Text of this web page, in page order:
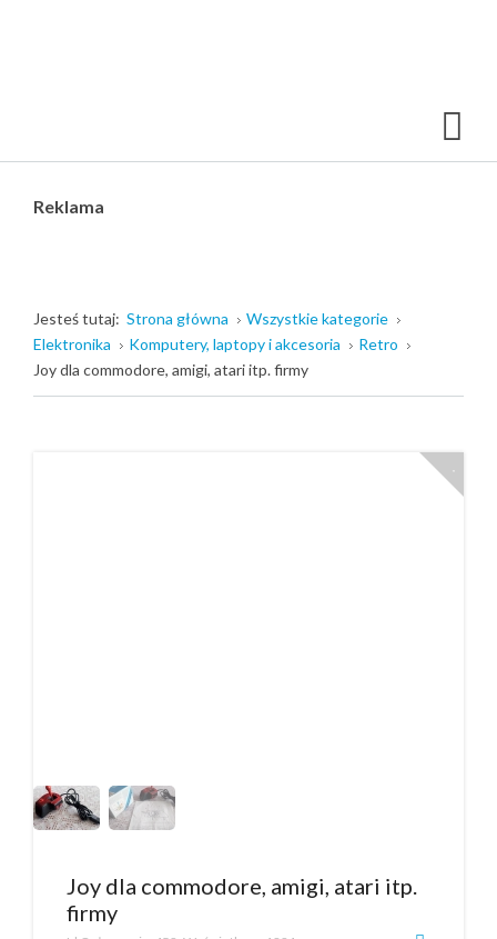
Reklama
Jesteś tutaj: Strona główna
Wszystkie kategorie
Elektronika
Komputery, laptopy i akcesoria
Retro
Joy dla commodore, amigi, atari itp. firmy
Joy dla commodore, amigi, atari itp.
firmy